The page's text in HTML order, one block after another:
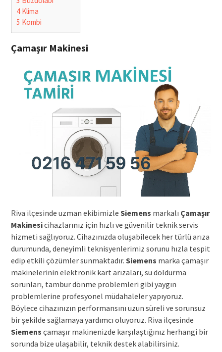
4Klima
5 Kombi
Çamaşır Makinesi
Riva ilçesinde uzman ekibimizle Siemens markalı Çamaşır
Makinesicihazlarınız için hızlı ve güvenilir teknik servis
hizmeti sağlıyoruz. Cihazınızda oluşabilecek her türlü arıza
durumunda, deneyimli teknisyenlerimiz sorunu hızla tespit
edip etkili çözümler sunmaktadır. Siemens marka çamaşır
makinelerinin elektronik kart arızaları, su doldurma
sorunları, tambur dönme problemleri gibi yaygın
problemlerine profesyonel müdahaleler yapıyoruz.
Böylece cihazınızın performansını uzun süreli ve sorunsuz
bir şekilde sağlamaya yardımcı oluyoruz. Riva ilçesinde
Siemens çamaşır makinenizde karşılaştığınız herhangi bir
sorunda bize ulaşabilir, teknik destek alabilirsiniz.